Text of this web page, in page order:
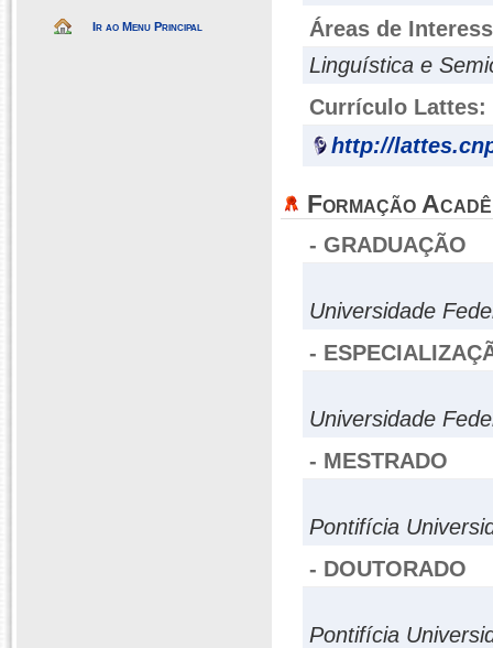
Ir ao Menu Principal
Áreas de
Linguística e
Currículo Lattes:
http://
Formação
- GRADUAÇÃO
Universidade
-
Universidade
- MESTRADO
Pontifícia
- DOUTORADO
Pontifícia